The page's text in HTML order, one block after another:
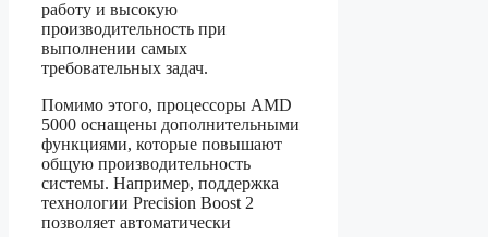
работу и высокую
производительность при
выполнении самых
требовательных задач.
Помимо этого, процессоры AMD
5000 оснащены дополнительными
функциями, которые повышают
общую производительность
системы. Например, поддержка
технологии Precision Boost 2
позволяет автоматически